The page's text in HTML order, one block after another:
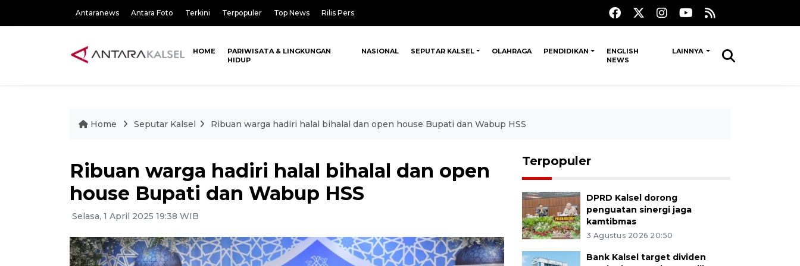
Antaranews Antara Foto Terkini Terpopuler Top News Rilis Pers
HOME
PARIWISATA & LINGKUNGAN
HIDUP
NASIONAL SEPUTAR KALSEL OLAHRAGA PENDIDIKAN
ENGLISH
NEWS
LAINNYA
Home Seputar Kalsel Ribuan warga hadiri halal bihalal dan open house Bupati dan Wabup HSS
Ribuan warga hadiri halal bihalal dan open
house Bupati dan Wabup HSS
Selasa, 1 April 2025 19:38 WIB
Terpopuler
DPRD Kalsel dorong
penguatan sinergi jaga
kamtibmas
3 Agustus 2026 20:50
Bank Kalsel target dividen